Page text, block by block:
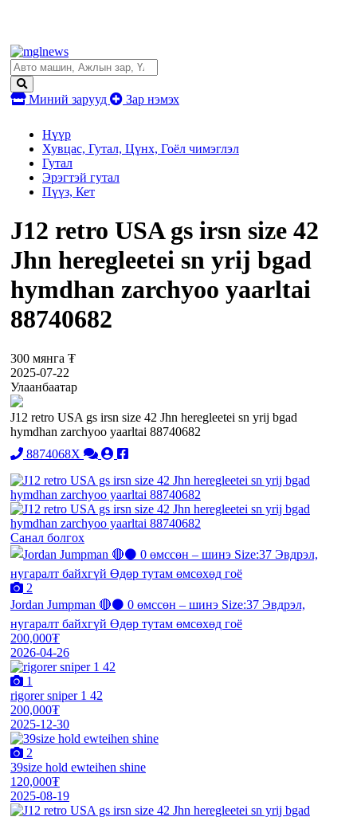
Миний зарууд Зар нэмэх
Нүүр
Хувцас, Гутал, Цүнх, Гоёл чимэглэл
Гутал
Эрэгтэй гутал
Пүүз, Кет
J12 retro USA gs irsn size 42
Jhn heregleetei sn yrij bgad
hymdhan zarchyoo yaarltai
88740682
300 мянга ₮
2025-07-22
Улаанбаатар
J12 retro USA gs irsn size 42 Jhn heregleetei sn yrij bgad
hymdhan zarchyoo yaarltai 88740682
8874068X
Санал болгох
2
Jordan Jumpman 🔴⚫️ 0 өмссөн – шинэ Size:37 Эвдрэл,
нугаралт байхгүй Өдөр тутам өмсөхөд гоё
200,000₮
2026-04-26
1
rigorer sniper 1 42
200,000₮
2025-12-30
2
39size hold ewteihen shine
120,000₮
2025-08-19